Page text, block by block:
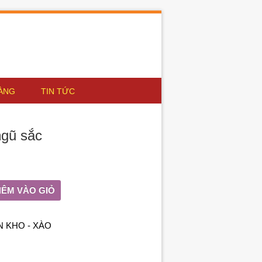
TIN TỨC
sắc
VÀO GIỎ
KHO - XÀO